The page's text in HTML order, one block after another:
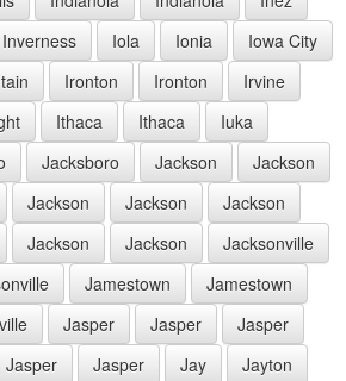
Inverness Iola Ionia
Iowa City
Ironton Ironton
Irvine
Ithaca Ithaca
Iuka
Jacksboro Jackson
Jackson
Jackson Jackson
Jackson
Jackson Jackson
Jacksonville
Jamestown
Jamestown
Jasper Jasper
Jasper
Jasper Jasper Jay Jayton